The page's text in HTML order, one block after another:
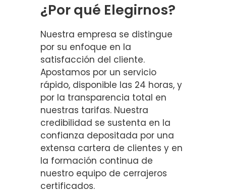
¿Por qué Elegirnos?
Nuestra empresa se distingue
por su enfoque en la
satisfacción del cliente.
Apostamos por un servicio
rápido, disponible las 24 horas, y
por la transparencia total en
nuestras tarifas. Nuestra
credibilidad se sustenta en la
confianza depositada por una
extensa cartera de clientes y en
la formación continua de
nuestro equipo de cerrajeros
certificados.